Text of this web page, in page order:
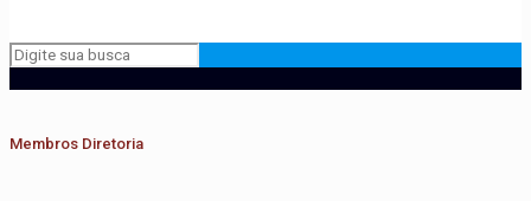
Membros Diretoria